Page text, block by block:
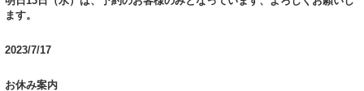
ます。
2023/7/17
お休み案内